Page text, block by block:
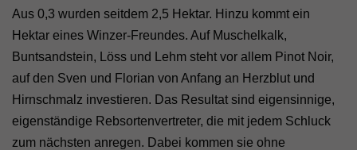
Aus 0,3 wurden seitdem 2,5 Hektar. Hinzu kommt ein
Hektar eines Winzer-Freundes. Auf Muschelkalk,
Buntsandstein, Löss und Lehm steht vor allem Pinot Noir,
auf den Sven und Florian von Anfang an Herzblut und
Hirnschmalz investieren. Das Resultat sind eigensinnige,
eigenständige Rebsortenvertreter, die mit jedem Schluck
zum nächsten anregen. Dabei kommen sie ohne